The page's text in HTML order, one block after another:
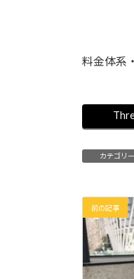
料金体系
カテゴリー
前の記事